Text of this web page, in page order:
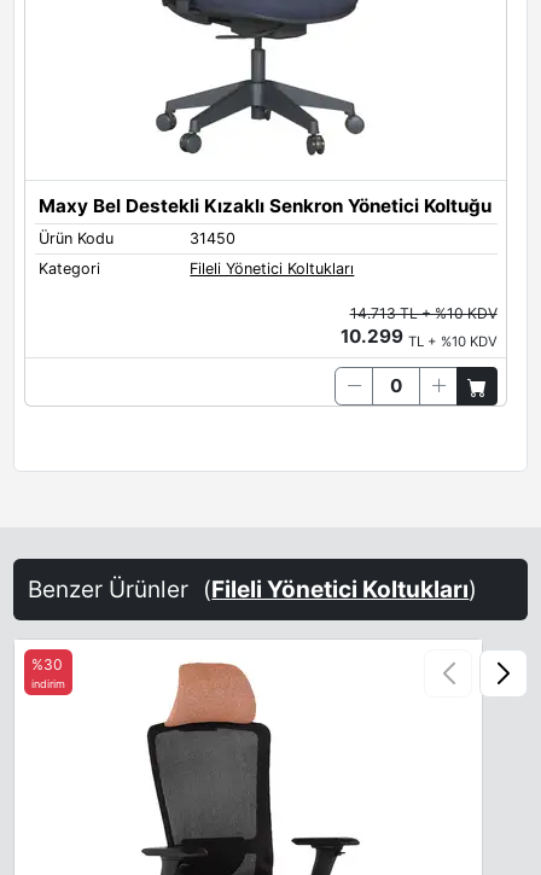
Maxy Bel Destekli Kızaklı Senkron Yönetici Koltuğu
Ürün Kodu
31450
Kategori
Fileli Yönetici Koltukları
14.713 TL + %10 KDV
10.299 TL + %10 KDV
Benzer Ürünler (Fileli Yönetici Koltukları)
%30
indirim